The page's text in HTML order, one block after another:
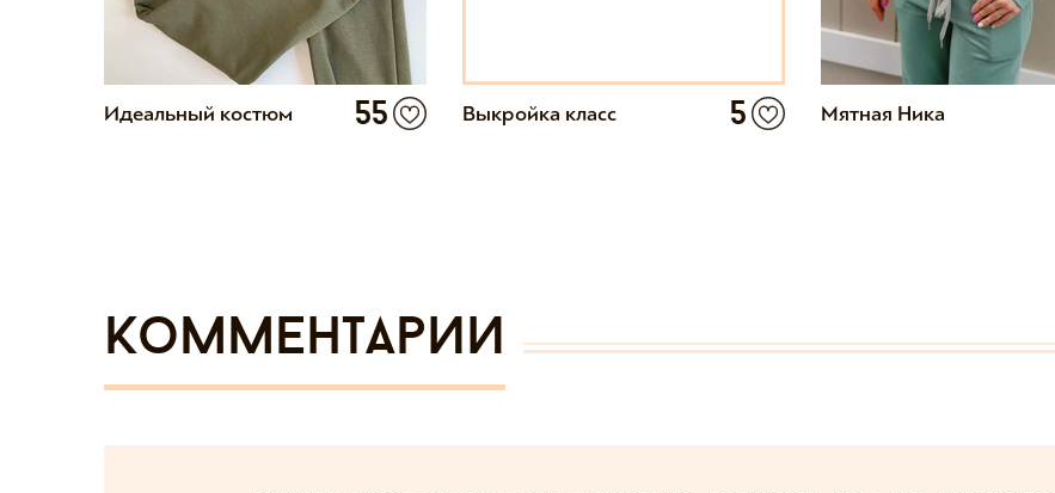
Идеальный костюм 55 Выкройка класс 5 Мятная Ника
Комментарии